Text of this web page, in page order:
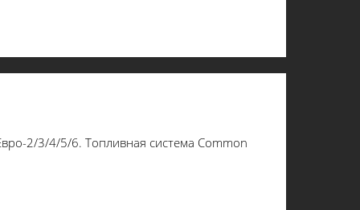
2/3/4/5/6. Топливная система Common